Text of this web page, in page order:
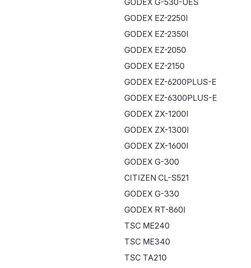
GODEX G-530-UES
GODEX EZ-2250I
GODEX EZ-2350I
GODEX EZ-2050
GODEX EZ-2150
GODEX EZ-6200PLUS-E
GODEX EZ-6300PLUS-E
GODEX ZX-1200I
GODEX ZX-1300I
GODEX ZX-1600I
GODEX G-300
CITIZEN CL-S521
GODEX G-330
GODEX RT-860I
TSC ME240
TSC ME340
TSC TA210